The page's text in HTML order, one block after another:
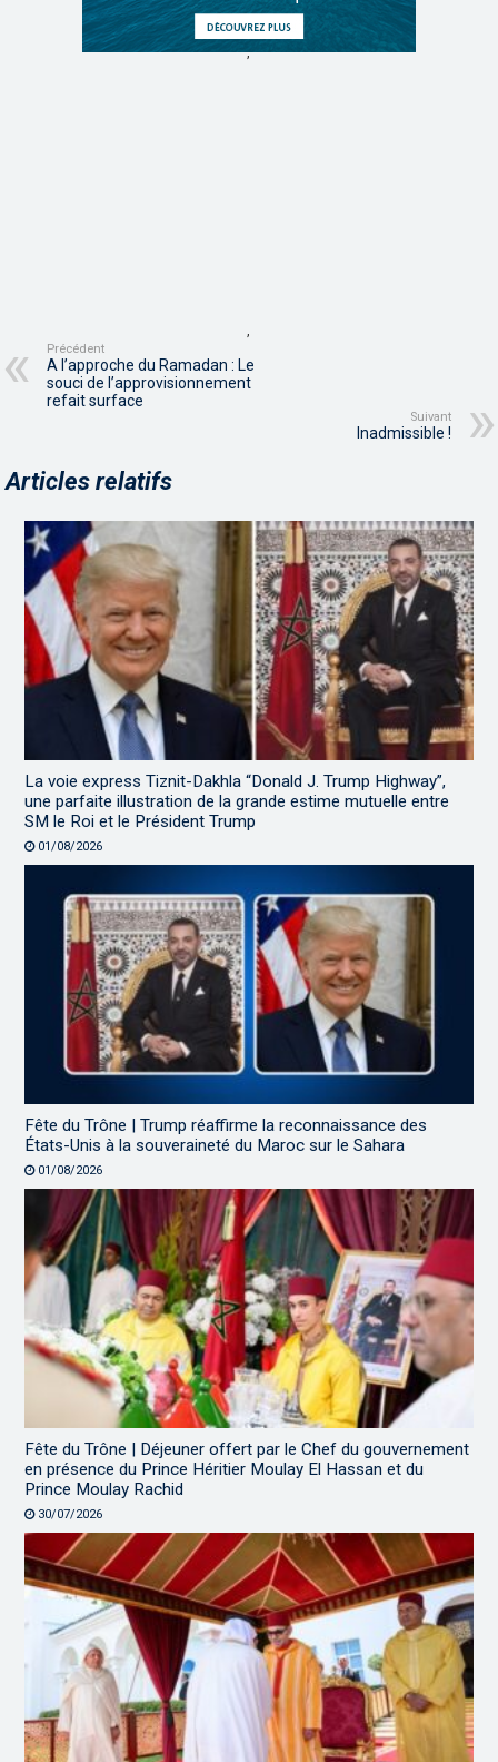
,
,
Précédent
A l’approche du Ramadan : Le
souci de l’approvisionnement
refait surface
Suivant
Inadmissible !
Articles relatifs
La voie express Tiznit-Dakhla “Donald J. Trump Highway”,
une parfaite illustration de la grande estime mutuelle entre
SM le Roi et le Président Trump
01/08/2026
Fête du Trône | Trump réaffirme la reconnaissance des
États-Unis à la souveraineté du Maroc sur le Sahara
01/08/2026
Fête du Trône | Déjeuner offert par le Chef du gouvernement
en présence du Prince Héritier Moulay El Hassan et du
Prince Moulay Rachid
30/07/2026